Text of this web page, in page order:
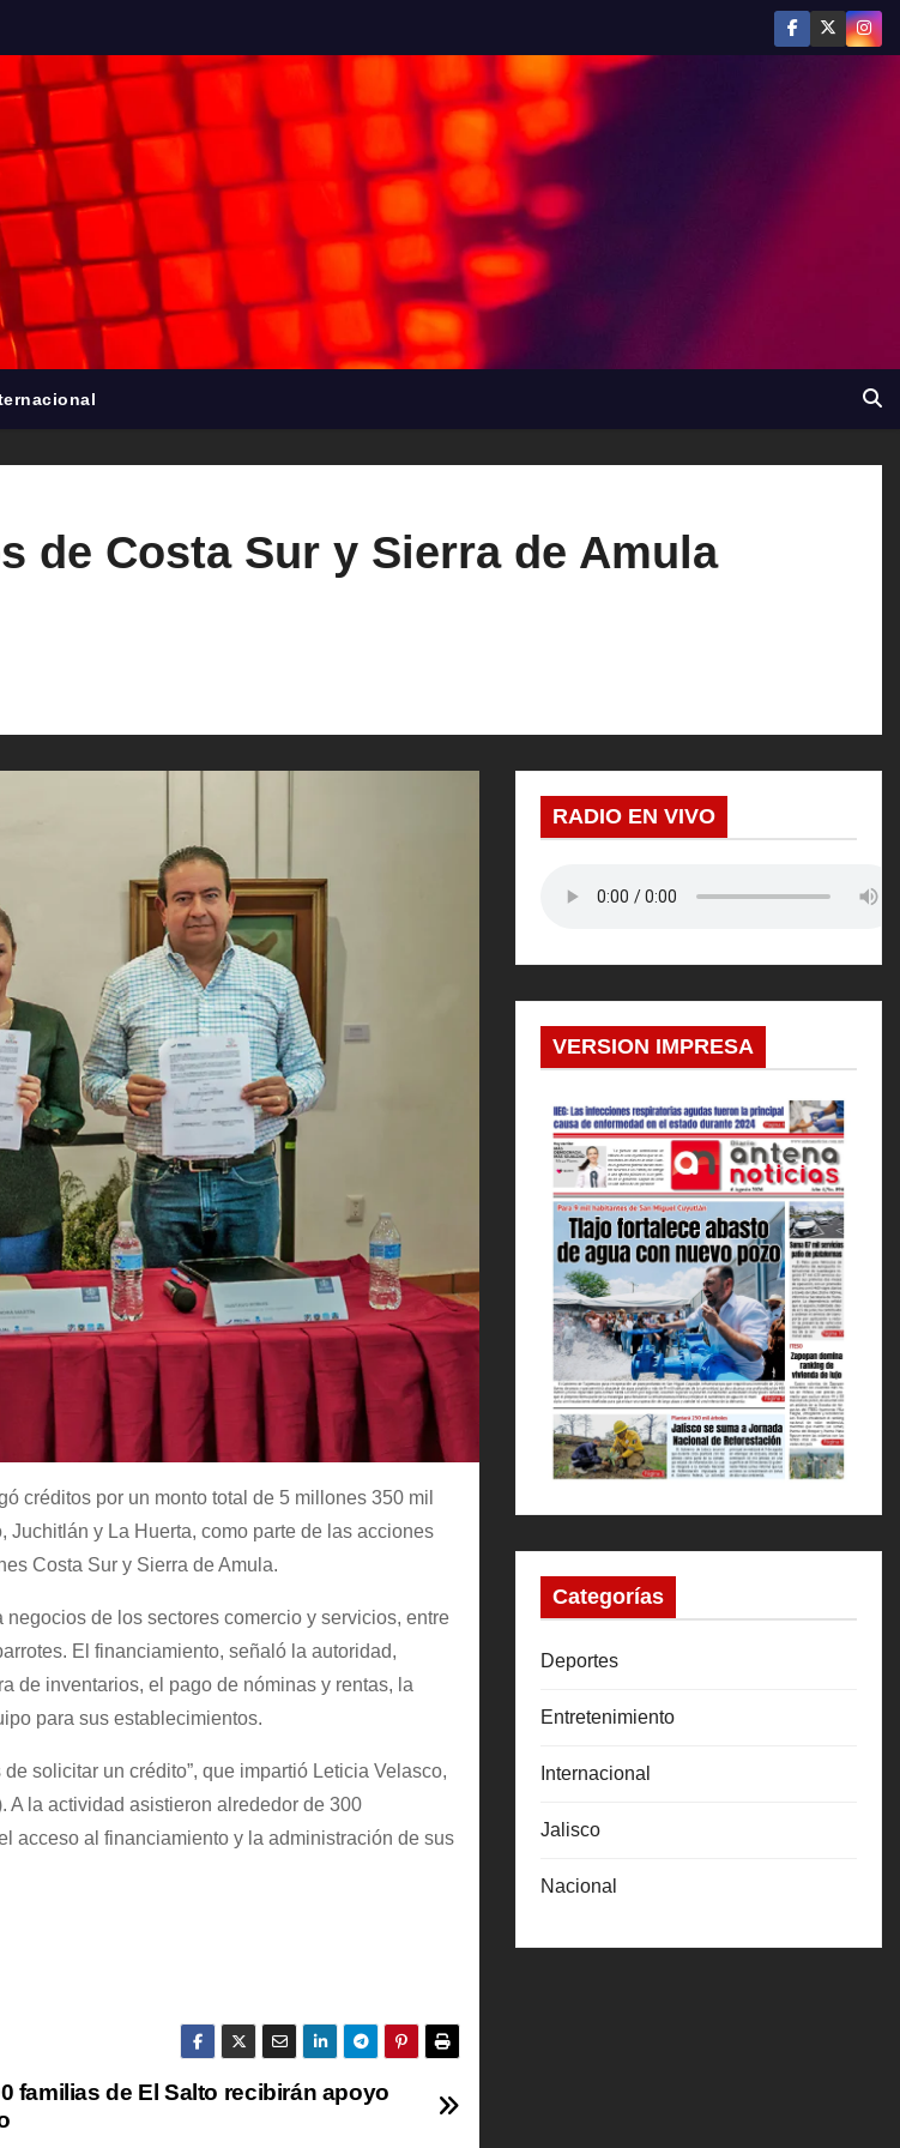
de Costa Sur y Sierra de Amula
créditos por un monto total de 5 millones 350 mil
y La Huerta, como parte de las acciones
Costa Sur y Sierra de Amula.
de los sectores comercio y servicios, entre
El financiamiento, señaló la autoridad,
de inventarios, el pago de nóminas y rentas, la
para sus establecimientos.
solicitar un crédito”, que impartió Leticia Velasco,
A la actividad asistieron alrededor de 300
acceso al financiamiento y la administración de sus
familias de El Salto recibirán apoyo
RADIO EN VIVO
VERSION IMPRESA
Categorías
Deportes
Entretenimiento
Internacional
Jalisco
Nacional